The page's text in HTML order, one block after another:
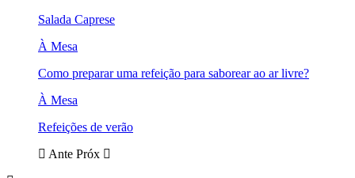
Salada Caprese
À Mesa
Como preparar uma refeição para saborear ao ar livre?
À Mesa
Refeições de verão
Ante Próx